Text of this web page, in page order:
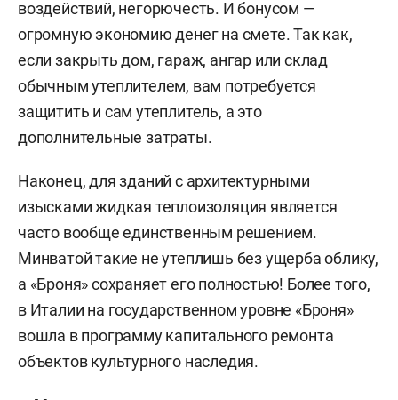
воздействий, негорючесть. И бонусом —
огромную экономию денег на смете. Так как,
если закрыть дом, гараж, ангар или склад
обычным утеплителем, вам потребуется
защитить и сам утеплитель, а это
дополнительные затраты.
Наконец, для зданий с архитектурными
изысками жидкая теплоизоляция является
часто вообще единственным решением.
Минватой такие не утеплишь без ущерба облику,
а «Броня» сохраняет его полностью! Более того,
в Италии на государственном уровне «Броня»
вошла в программу капитального ремонта
объектов культурного наследия.